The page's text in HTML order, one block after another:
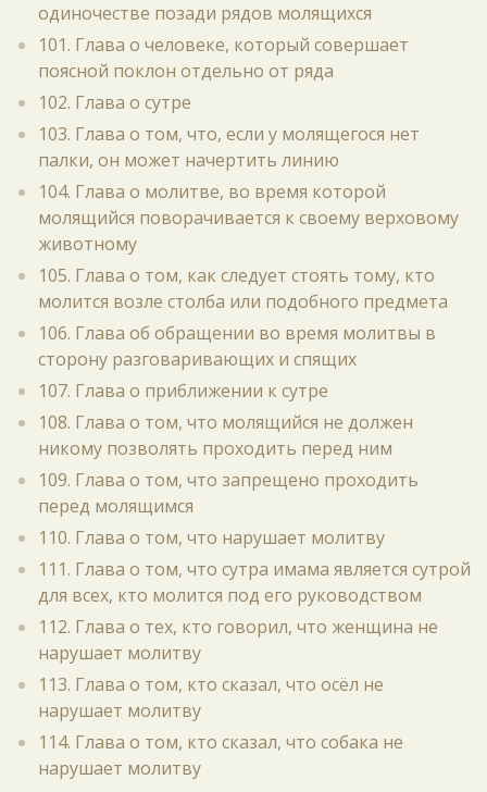
одиночестве позади рядов молящихся
101. Глава о человеке, который совершает
поясной поклон отдельно от ряда
102. Глава о сутре
103. Глава о том, что, если у молящегося нет
палки, он может начертить линию
104. Глава о молитве, во время которой
молящийся поворачивается к своему верховому
животному
105. Глава о том, как следует стоять тому, кто
молится возле столба или подобного предмета
106. Глава об обращении во время молитвы в
сторону разговаривающих и спящих
107. Глава о приближении к сутре
108. Глава о том, что молящийся не должен
никому позволять проходить перед ним
109. Глава о том, что запрещено проходить
перед молящимся
110. Глава о том, что нарушает молитву
111. Глава о том, что сутра имама является сутрой
для всех, кто молится под его руководством
112. Глава о тех, кто говорил, что женщина не
нарушает молитву
113. Глава о том, кто сказал, что осёл не
нарушает молитву
114. Глава о том, кто сказал, что собака не
нарушает молитву